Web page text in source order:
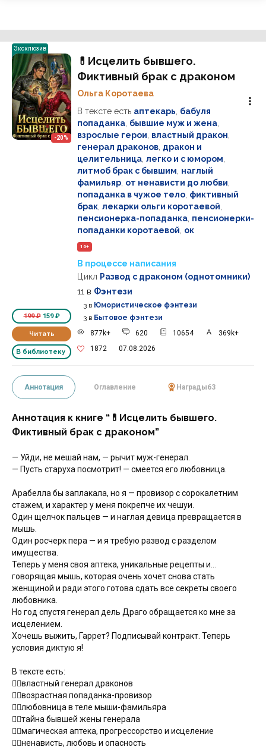
Эксклюзив
-20%
199 ₽159 ₽
Читать
В библиотеку
💊Исцелить бывшего.
Фиктивный брак с драконом
Ольга Коротаева
В тексте есть аптекарь бабуля
попаданка бывшие муж и жена
взрослые герои властный дракон
генерал драконов дракон и
целительница легко и с юмором
литмоб брак с бывшим наглый
фамильяр от ненависти до любви
попаданка в чужое тело фиктивный
брак лекарки ольги коротаевой
пенсионерка-попаданка пенсионерки-
попаданки коротаевой ок
16+
В процессе написания
Цикл Развод с драконом (однотомники)
11 в Фэнтези
3 в Юмористическое фэнтези
3 в Бытовое фэнтези
877k+
620 10654
369k+
1872
07.08.2026
Аннотация Оглавление Награды63
Аннотация к книге “💊Исцелить бывшего.
Фиктивный брак с драконом”
— Уйди, не мешай нам, — рычит муж-генерал.
— Пусть старуха посмотрит! — смеется его любовница.
Арабелла бы заплакала, но я — провизор с сорокалетним
стажем, и характер у меня покрепче их чешуи.
Один щелчок пальцев — и наглая девица превращается в
мышь.
Один росчерк пера — и я требую развод с разделом
имущества.
Теперь у меня своя аптека, уникальные рецепты и...
говорящая мышь, которая очень хочет снова стать
женщиной и ради этого готова сдать все секреты своего
любовника.
Но год спустя генерал дель Драго обращается ко мне за
исцелением.
Хочешь выжить, Гаррет? Подписывай контракт. Теперь
условия диктую я!
В тексте есть:
❤️‍🔥властный генерал драконов
❤️‍🔥возрастная попаданка-провизор
❤️‍🔥любовница в теле мыши-фамильяра
❤️‍🔥тайна бывшей жены генерала
❤️‍🔥магическая аптека, прогрессорство и исцеление
❤️‍🔥ненависть, любовь и опасность